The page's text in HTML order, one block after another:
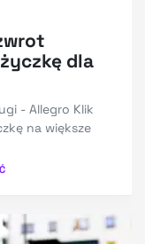
dla
- Allegro Klik
na większe